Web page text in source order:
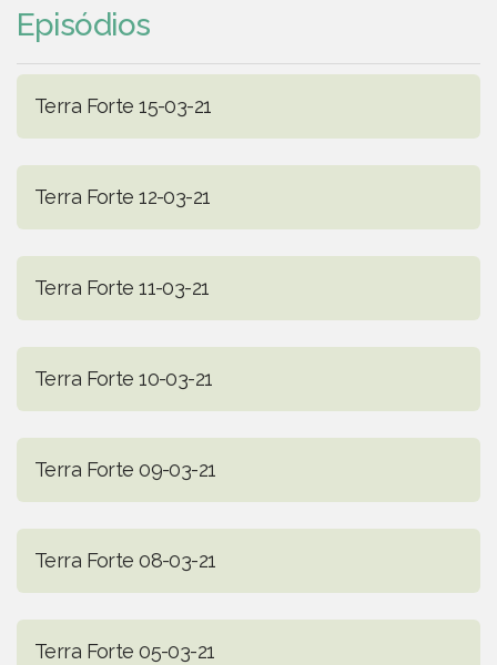
Episódios
Terra Forte 15-03-21
Terra Forte 12-03-21
Terra Forte 11-03-21
Terra Forte 10-03-21
Terra Forte 09-03-21
Terra Forte 08-03-21
Terra Forte 05-03-21